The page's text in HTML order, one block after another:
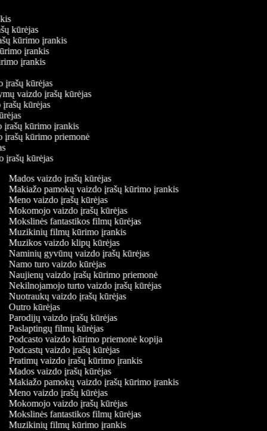
kūrėjas
kūrimo įrankis
įrankis
įrankis
įrašų kūrėjas
vaizdo įrašų kūrėjas
įrašų kūrėjas
įrašų kūrimo įrankis
įrašų kūrimo priemonė
įrašų kūrėjas
Mados vaizdo įrašų kūrėjas
Makiažo pamokų vaizdo įrašų kūrimo įrankis
Meno vaizdo įrašų kūrėjas
Mokomojo vaizdo įrašų kūrėjas
Mokslinės fantastikos filmų kūrėjas
Muzikinių filmų kūrimo įrankis
Muzikos vaizdo klipų kūrėjas
Naminių gyvūnų vaizdo įrašų kūrėjas
Namo turo vaizdo kūrėjas
Naujienų vaizdo įrašų kūrimo priemonė
Nekilnojamojo turto vaizdo įrašų kūrėjas
Nuotraukų vaizdo įrašų kūrėjas
Outro kūrėjas
Parodijų vaizdo įrašų kūrėjas
Paslaptingų filmų kūrėjas
Podcasto vaizdo kūrimo priemonė kopija
Podcastų vaizdo įrašų kūrėjas
Pratimų vaizdo įrašų kūrimo įrankis
Mados vaizdo įrašų kūrėjas
Makiažo pamokų vaizdo įrašų kūrimo įrankis
Meno vaizdo įrašų kūrėjas
Mokomojo vaizdo įrašų kūrėjas
Mokslinės fantastikos filmų kūrėjas
Muzikinių filmų kūrimo įrankis